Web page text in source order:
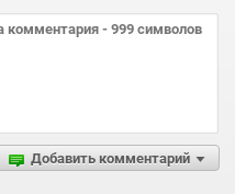
Добавить комментарий